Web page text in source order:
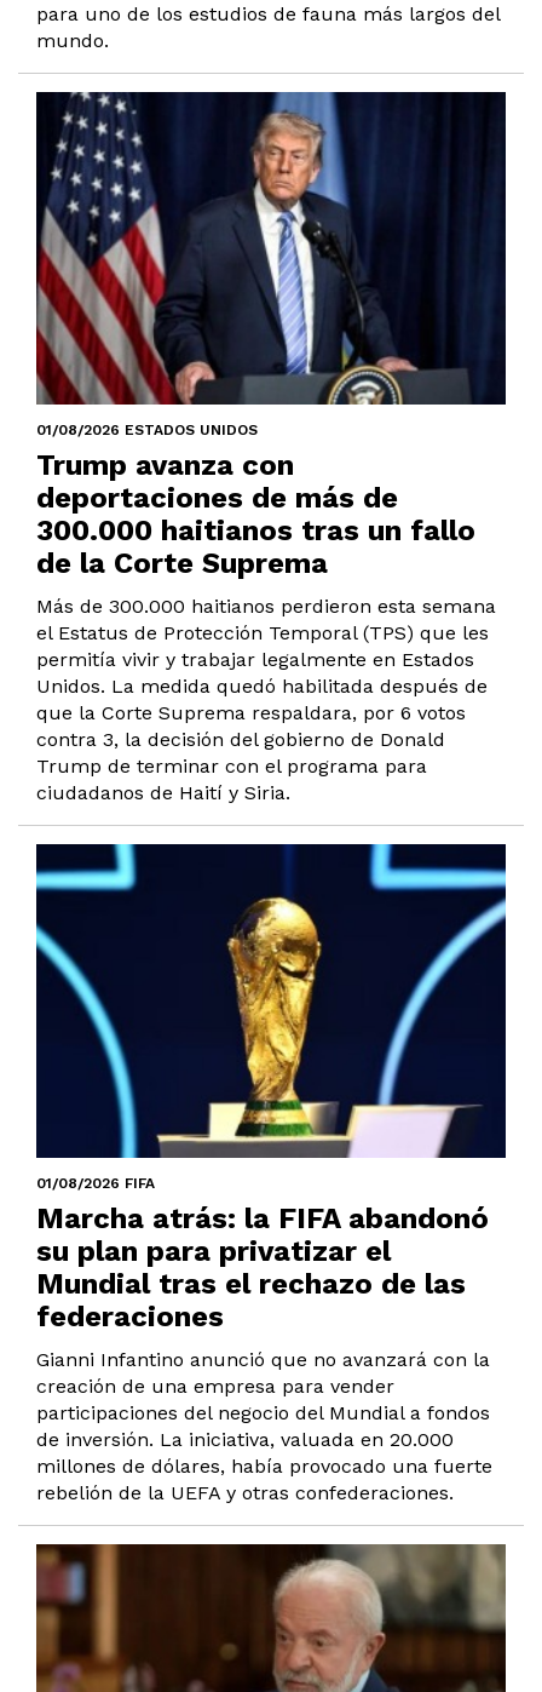
para uno de los estudios de fauna más largos del
mundo.
01/08/2026 ESTADOS UNIDOS
Trump avanza con
deportaciones de más de
300.000 haitianos tras un fallo
de la Corte Suprema
Más de 300.000 haitianos perdieron esta semana
el Estatus de Protección Temporal (TPS) que les
permitía vivir y trabajar legalmente en Estados
Unidos. La medida quedó habilitada después de
que la Corte Suprema respaldara, por 6 votos
contra 3, la decisión del gobierno de Donald
Trump de terminar con el programa para
ciudadanos de Haití y Siria.
01/08/2026 FIFA
Marcha atrás: la FIFA abandonó
su plan para privatizar el
Mundial tras el rechazo de las
federaciones
Gianni Infantino anunció que no avanzará con la
creación de una empresa para vender
participaciones del negocio del Mundial a fondos
de inversión. La iniciativa, valuada en 20.000
millones de dólares, había provocado una fuerte
rebelión de la UEFA y otras confederaciones.